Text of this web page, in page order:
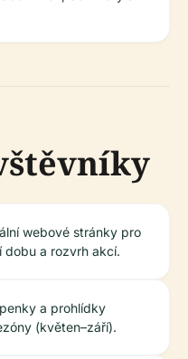
webové stránky pro
dobu a rozvrh akcí.
a prohlídky
(květen–září).